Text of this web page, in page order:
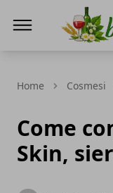
Home Cosmesi
Come
Skin,